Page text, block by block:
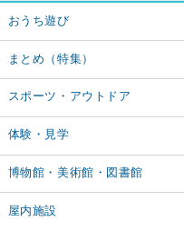
おうち遊び
まとめ（特集）
スポーツ・アウトドア
体験・見学
博物館・美術館・図書館
屋内施設